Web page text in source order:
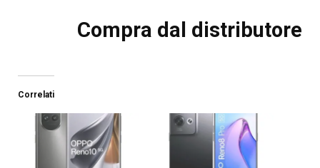
Compra dal distributore
Correlati